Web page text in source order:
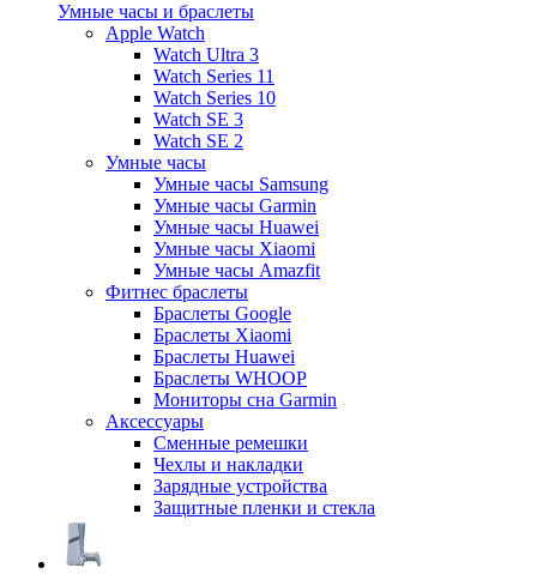
Умные часы и браслеты
Apple Watch
Watch Ultra 3
Watch Series 11
Watch Series 10
Watch SE 3
Watch SE 2
Умные часы
Умные часы Samsung
Умные часы Garmin
Умные часы Huawei
Умные часы Xiaomi
Умные часы Amazfit
Фитнес браслеты
Браслеты Google
Браслеты Xiaomi
Браслеты Huawei
Браслеты WHOOP
Мониторы сна Garmin
Аксессуары
Сменные ремешки
Чехлы и накладки
Зарядные устройства
Защитные пленки и стекла